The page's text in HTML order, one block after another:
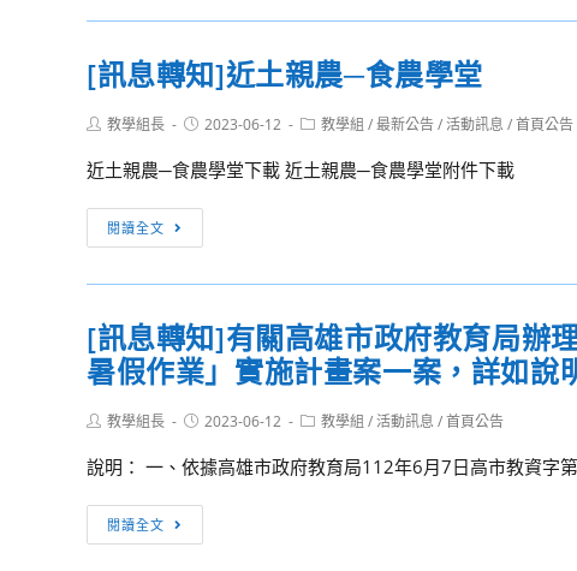
作
坊
課
活
動
期
科
書
版
本
轉
年
家
文
育
營
[訊息轉知]近土親農─食農學堂
Post教學組長
Post2023-06-12
Post教學組 /最新公告/活動訊息 /首頁公告
近土親農─食農學堂下載 近土親農─食農學堂附件下載
閱讀全文
息
轉
近
土
農
─
食
農
學
[訊息轉知]有關高雄市政府教育局辦
暑假作業」實施計畫案一案，詳如說
Post教學組長
Post2023-06-12
Post教學組 /活動訊息 /首頁公告
說明： 一、依據高雄市政府教育局112年6月7日高市教資字
閱讀全文
息